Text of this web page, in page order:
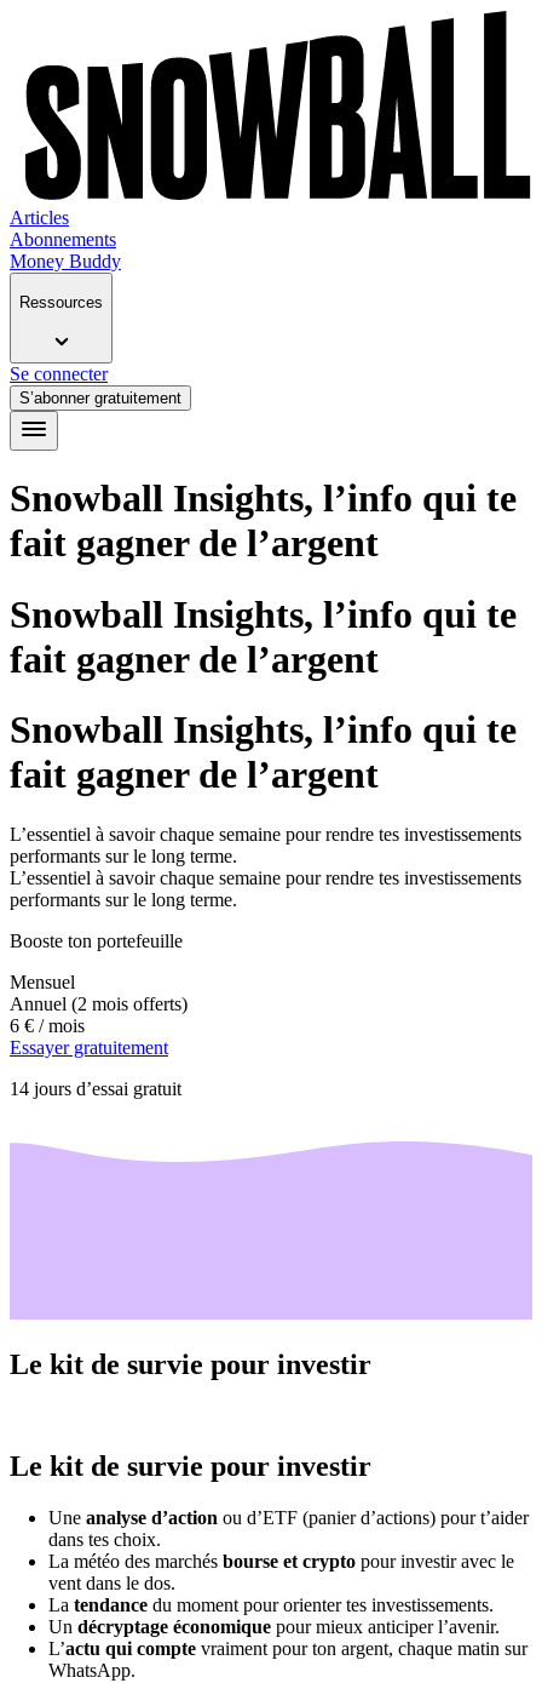
Articles
Abonnements
Money Buddy
Ressources
Se connecter
S’abonner gratuitement
Snowball Insights, l’info qui te
fait gagner de l’argent
Snowball Insights, l’info qui te
fait gagner de l’argent
Snowball Insights, l’info qui te
fait gagner de l’argent
L’essentiel à savoir chaque semaine pour rendre tes investissements
performants sur le long terme.
L’essentiel à savoir chaque semaine pour rendre tes investissements
performants sur le long terme.
Booste ton portefeuille
Mensuel
Annuel (2 mois offerts)
6 € / mois
Essayer gratuitement
14 jours d’essai gratuit
Le kit de survie pour investir
Le kit de survie pour investir
Une analyse d’action ou d’ETF (panier d’actions) pour t’aider
dans tes choix.
La météo des marchés bourse et crypto pour investir avec le
vent dans le dos.
La tendance du moment pour orienter tes investissements.
Un décryptage économique pour mieux anticiper l’avenir.
L’actu qui compte vraiment pour ton argent, chaque matin sur
WhatsApp.